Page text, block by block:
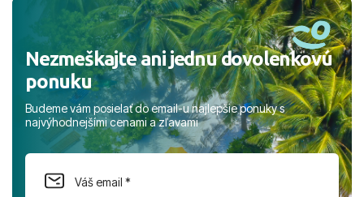
Nezmeškajte ani jednu dovolenkovú
ponuku
Budeme vám posielať do email-u najlepšie ponuky s
najvýhodnejšími cenami a zľavami